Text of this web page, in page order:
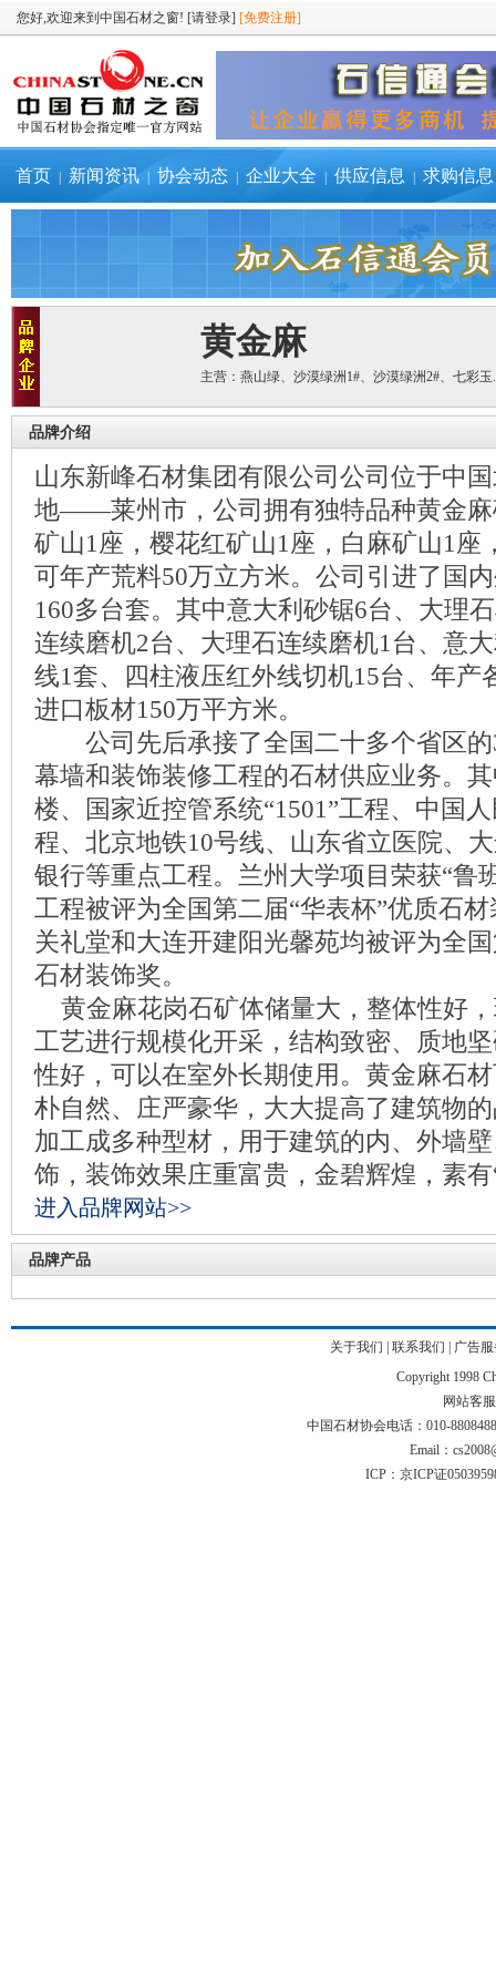
您好,欢迎来到中国石材之窗! [请登录] [免费注册]
首页 新闻资讯 协会动态 企业大全 供应信息 求购信息
黄金麻
主营：燕山绿、沙漠绿洲1#、沙漠绿洲2#、七彩玉.
品牌介绍
山东新峰石材集团有限公司公司位于中
地——莱州市，公司拥有独特品种黄金麻
矿山1座，樱花红矿山1座，白麻矿山1座
可年产荒料50万立方米。公司引进了国
160多台套。其中意大利砂锯6台、大理
连续磨机2台、大理石连续磨机1台、意
线1套、四柱液压红外线切机15台、年产
进口板材150万平方米。
公司先后承接了全国二十多个省区的
幕墙和装饰装修工程的石材供应业务。
楼、国家近控管系统“1501”工程、中国
程、北京地铁10号线、山东省立医院、
银行等重点工程。兰州大学项目荣获“鲁
工程被评为全国第二届“华表杯”优质石
关礼堂和大连开建阳光馨苑均被评为全
石材装饰奖。
黄金麻花岗石矿体储量大，整体性好
工艺进行规模化开采，结构致密、质地
性好，可以在室外长期使用。黄金麻石
朴自然、庄严豪华，大大提高了建筑物
加工成多种型材，用于建筑的内、外墙
饰，装饰效果庄重富贵，金碧辉煌，素
进入品牌网站>>
品牌产品
关于我们 联系我们
广告
Copyright 1998
网站客
中国石材协会电话：010-
Email：
ICP：京ICP证